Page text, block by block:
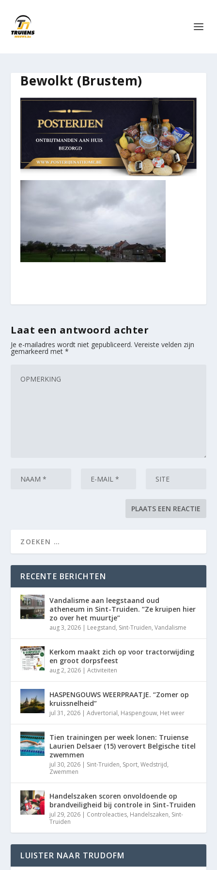
Bewolkt (Brustem)
Laat een antwoord achter
Je e-mailadres wordt niet gepubliceerd. Vereiste velden zijn
gemarkeerd met*
RECENTE BERICHTEN
Vandalisme aan leegstaand oud
atheneum in Sint-Truiden. “Ze kruipen hier
zo over het muurtje”
aug 3, 2026 | Leegstand, Sint-Truiden,Vandalisme
Kerkom maakt zich op voor tractorwijding
en groot dorpsfeest
aug 2, 2026 |Activiteiten
HASPENGOUWS WEERPRAATJE. “Zomer op
kruissnelheid”
jul 31, 2026 |Advertorial, Haspengouw, Het weer
Tien trainingen per week lonen: Truiense
Laurien Delsaer (15) verovert Belgische titel
zwemmen
jul 30, 2026 | Sint-Truiden, Sport,Wedstrijd,
Zwemmen
Handelszaken scoren onvoldoende op
brandveiligheid bij controle in Sint-Truiden
jul 29, 2026 | Controleacties, Handelszaken, Sint-
Truiden
LUISTER NAAR TRUDOFM